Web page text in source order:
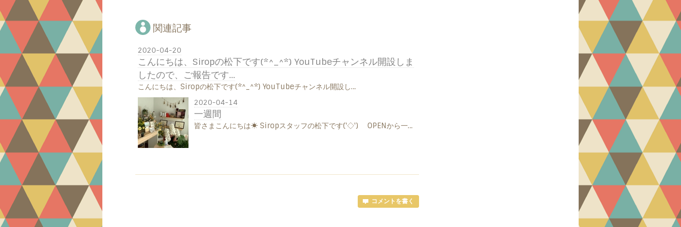
関連記事
2020-04-20
こんにちは、Siropの松下です(*^_^*) YouTubeチャンネル開設しま
したので、ご報告です…
こんにちは、Siropの松下です(*^_^*) YouTubeチャンネル開設し…
2020-04-14
一週間
皆さまこんにちは☀ Siropスタッフの松下です('◇')ゞ OPENから一…
コメントを書く